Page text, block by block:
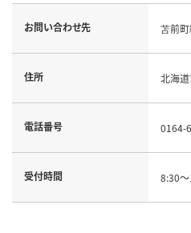
お問い合わせ先 苫前
住所 北海道
電話番号 0164-
受付時間 8:30～